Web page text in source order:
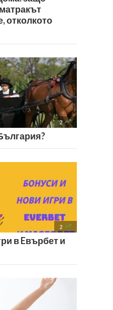
отколкото
2 
2 
в Eвърбет и